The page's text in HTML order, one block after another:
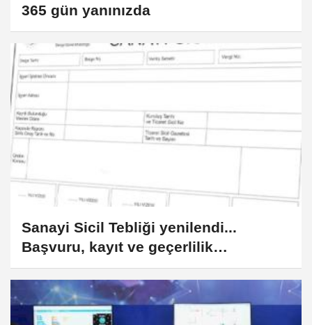
365 gün yanınızda
Sanayi Sicil Tebliği yenilendi...
Başvuru, kayıt ve geçerlilik
şartlarında değişiklik